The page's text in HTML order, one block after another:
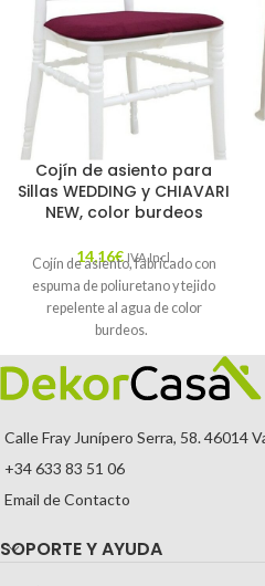
Cojín de asiento para
Sillas WEDDING y CHIAVARI
NEW, color burdeos
14,16€ IVA Incl.
Cojín de asiento, fabricado con
espuma de poliuretano y tejido
repelente al agua de color
burdeos.
Calle Fray Junípero Serra, 58. 46014
+34 633 83 51 06
Email de Contacto
SOPORTE Y AYUDA